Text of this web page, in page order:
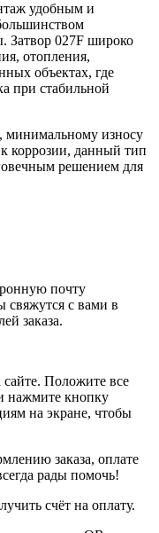
удобным и
Затвор 027F широко
отопления,
объектах, где
при стабильной
минимальному износу
коррозии, данный тип
решением для
почту
с вами в
заказа.
Положите все
нажмите кнопку
на экране, чтобы
заказа, оплате
рады помочь!
счёт на оплату.